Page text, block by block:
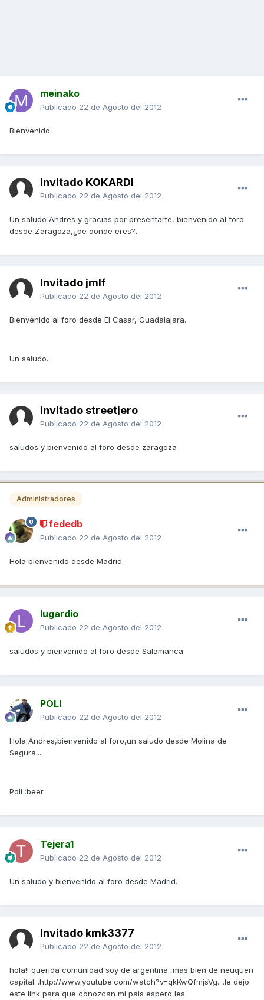
meinako
Publicado 22 de Agosto del 2012
Bienvenido
Invitado KOKARDI
Publicado 22 de Agosto del 2012
Un saludo Andres y gracias por presentarte, bienvenido al foro
desde Zaragoza,¿de donde eres?.
Invitado jmlf
Publicado 22 de Agosto del 2012
Bienvenido al foro desde El Casar, Guadalajara.
Un saludo.
Invitado streetjero
Publicado 22 de Agosto del 2012
saludos y bienvenido al foro desde zaragoza
Administradores
fededb
Publicado 22 de Agosto del 2012
Hola bienvenido desde Madrid.
lugardio
Publicado 22 de Agosto del 2012
saludos y bienvenido al foro desde Salamanca
POLI
Publicado 22 de Agosto del 2012
Hola Andres,bienvenido al foro,un saludo desde Molina de
Segura...
Poli :beer
Tejera1
Publicado 22 de Agosto del 2012
Un saludo y bienvenido al foro desde Madrid.
Invitado kmk3377
Publicado 22 de Agosto del 2012
hola!! querida comunidad soy de argentina ,mas bien de neuquen
capital...http://www.youtube.com/watch?v=qkKwQfmjsVg....le dejo
este link para que conozcan mi pais espero les